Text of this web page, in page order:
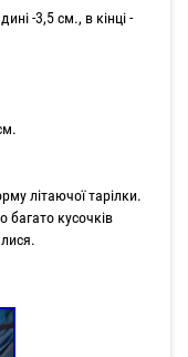
-3,5 см., в кінці -
літаючої тарілки.
багато кусочків